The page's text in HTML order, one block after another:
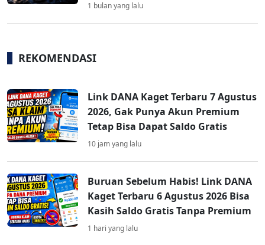
1 bulan yang lalu
REKOMENDASI
Link DANA Kaget Terbaru 7 Agustus
2026, Gak Punya Akun Premium
Tetap Bisa Dapat Saldo Gratis
10 jam yang lalu
Buruan Sebelum Habis! Link DANA
Kaget Terbaru 6 Agustus 2026 Bisa
Kasih Saldo Gratis Tanpa Premium
1 hari yang lalu